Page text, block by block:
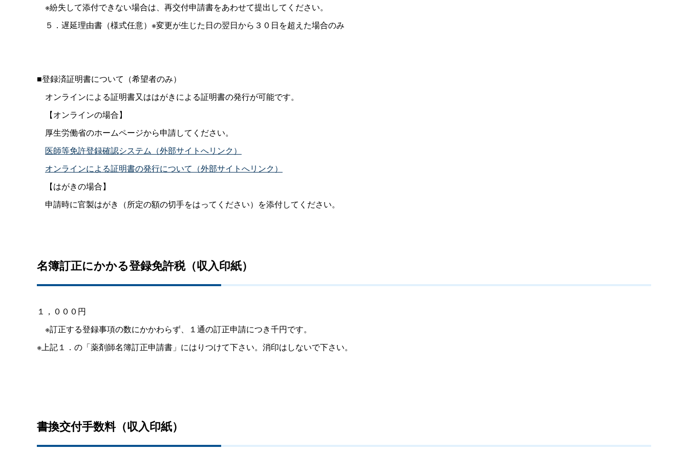
※紛失して添付できない場合は、再交付申請書をあわせて提出してください。
５．遅延理由書（様式任意）※変更が生じた日の翌日から３０日を超えた場合のみ
■登録済証明書について（希望者のみ）
オンラインによる証明書又ははがきによる証明書の発行が可能です。
【オンラインの場合】
厚生労働省のホームページから申請してください。
医師等免許登録確認システム（外部サイトへリンク）
オンラインによる証明書の発行について（外部サイトへリンク）
【はがきの場合】
申請時に官製はがき（所定の額の切手をはってください）を添付してください。
名簿訂正にかかる登録免許税（収入印紙）
１，０００円
※訂正する登録事項の数にかかわらず、１通の訂正申請につき千円です。
※上記１．の「薬剤師名簿訂正申請書」にはりつけて下さい。消印はしないで下さい。
書換交付手数料（収入印紙）